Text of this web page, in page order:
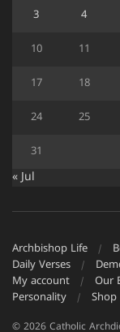
3 4
10 11
17 18
24 25
31
« Jul
Archbishop Life
Daily Verses
My account
Our
Personality
Shop
© 2026 Catholic